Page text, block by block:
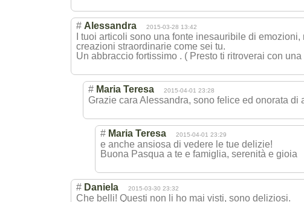
# Alessandra 2015-03-28 13:42
I tuoi articoli sono una fonte inesauribile di
creazioni straordinarie come sei tu.
Un abbraccio fortissimo . ( Presto ti ritroverai con
# Maria Teresa 2015-04-01 23:28
Grazie cara Alessandra, sono felice ed onorata di
# Maria Teresa 2015-04-01 23:29
e anche ansiosa di vedere le tue delizie!
Buona Pasqua a te e famiglia, serenità e gioia
# Daniela 2015-03-30 23:32
Che belli! Questi non li ho mai visti, sono deliziosi.